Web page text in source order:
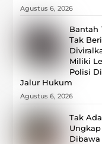
Agustus 6, 2026
Bantah
Tak
Miliki
Polisi
Jalur Hukum
Agustus 6, 2026
Tak
Dibawa